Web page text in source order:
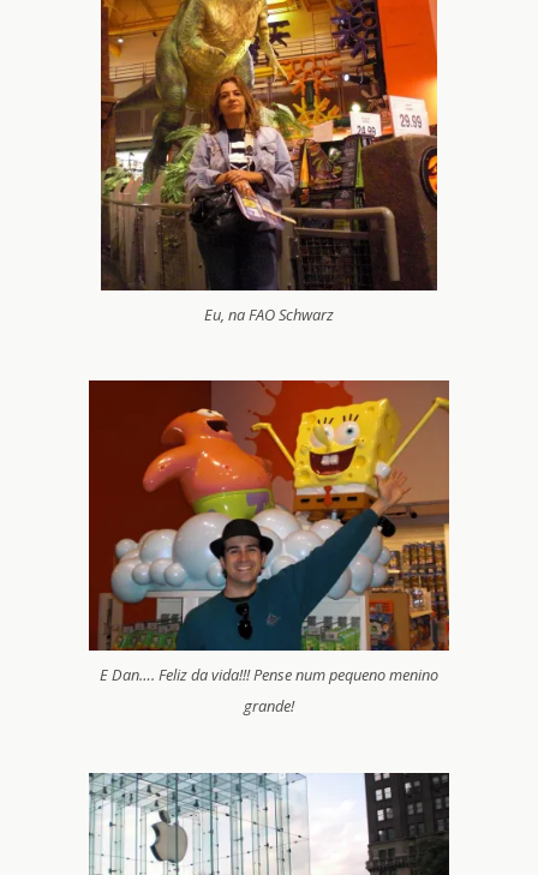
Eu, na FAO Schwarz
E Dan…. Feliz da vida!!! Pense num pequeno menino
grande!